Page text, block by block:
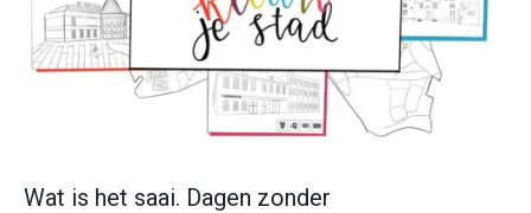
Wat is het saai. Dagen zonder